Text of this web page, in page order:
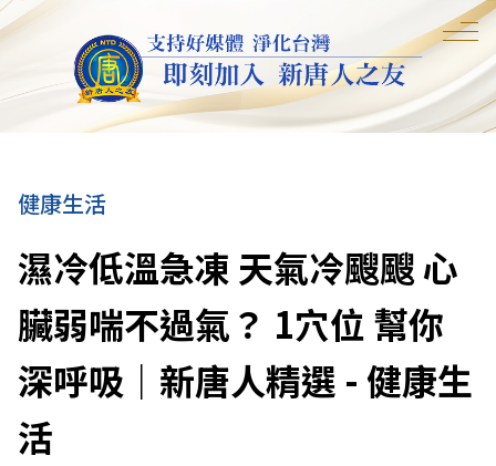
健康生活
濕冷低溫急凍 天氣冷颼颼 心
臟弱喘不過氣？ 1穴位 幫你
深呼吸｜新唐人精選 - 健康生
活